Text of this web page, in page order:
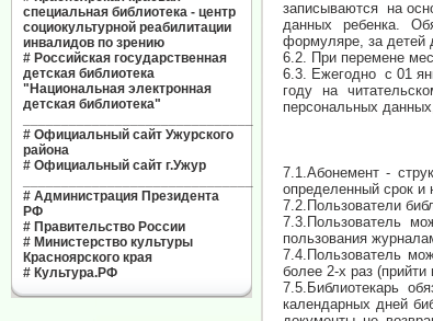
специальная библиотека - центр
социокультурной реабилитации
инвалидов по зрению
# Российская государственная
детская библиотека
"Национальная электронная
детская библиотека"
# Официальный сайт Ужурского
района
# Официальный сайт г.Ужур
# Администрация Президента
РФ
# Правительство России
# Министерство культуры
Красноярского края
# Культура.РФ
записываются на
данных ребенка.
формуляре, за детей
6.2. При перемене
6.3. Ежегодно с 01
году на
персональных
7.1.Абонемент -
определенный срок и
7.2.Пользователи
7.3.Пользователь
пользования
7.4.Пользователь
более 2-х раз
7.5.Библиотекарь
календарных дней